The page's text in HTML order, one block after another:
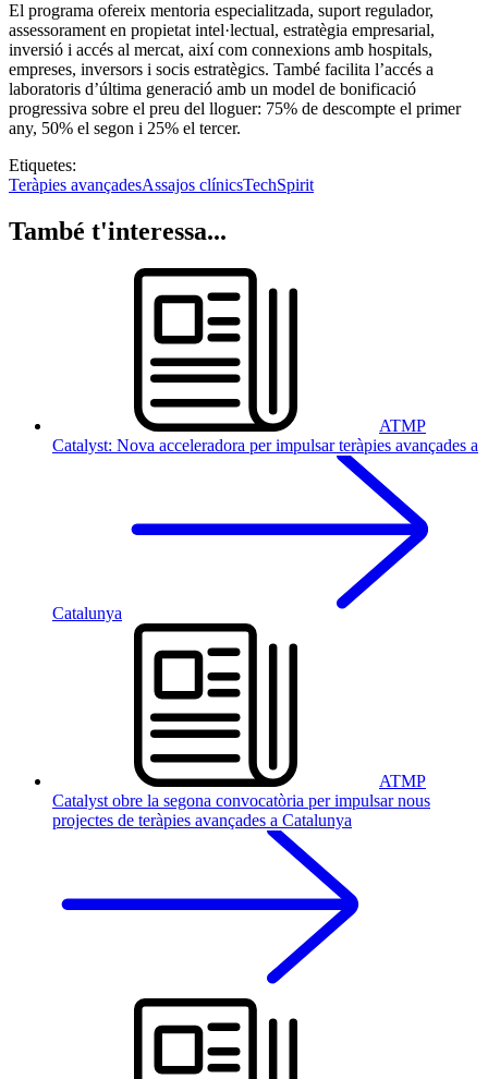
El programa ofereix mentoria especialitzada, suport regulador,
assessorament en propietat intel·lectual, estratègia empresarial,
inversió i accés al mercat, així com connexions amb hospitals,
empreses, inversors i socis estratègics. També facilita l’accés a
laboratoris d’última generació amb un model de bonificació
progressiva sobre el preu del lloguer: 75% de descompte el primer
any, 50% el segon i 25% el tercer.
Etiquetes:
Teràpies avançadesAssajos clínicsTechSpirit
També t'interessa...
ATMP
Catalyst: Nova acceleradora per impulsar teràpies avançades a
Catalunya
ATMP
Catalyst obre la segona convocatòria per impulsar nous
projectes de teràpies avançades a Catalunya